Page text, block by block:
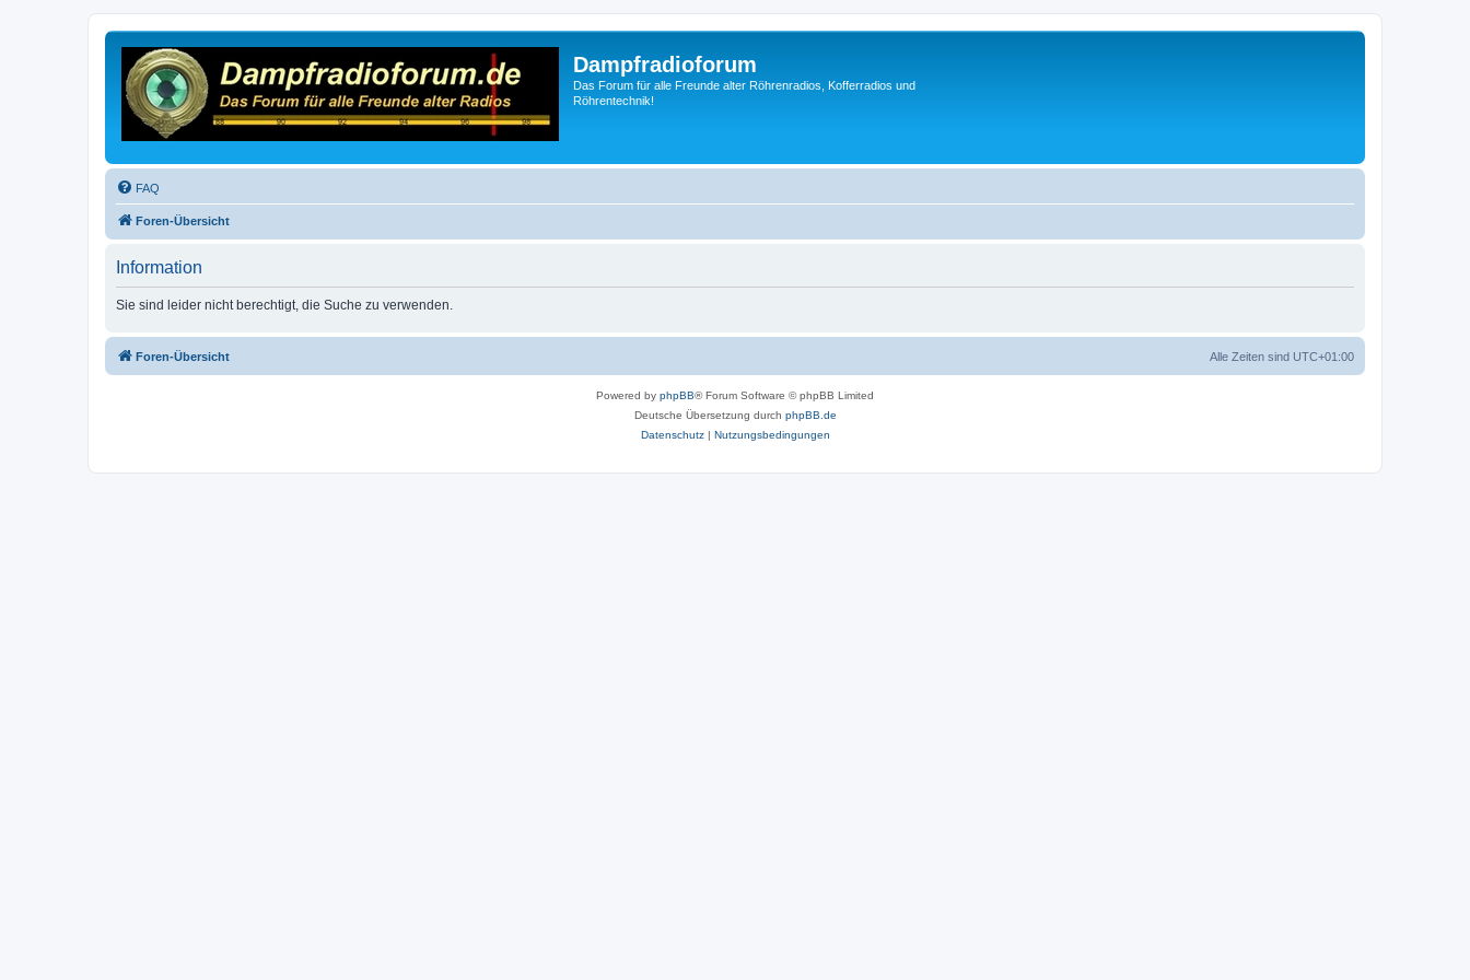
Dampfradioforum
Das Forum für alle Freunde alter Röhrenradios, Kofferradios und
Röhrentechnik!
FAQ
Foren-Übersicht
Information
Sie sind leider nicht berechtigt, die Suche zu verwenden.
Foren-Übersicht Alle Zeiten sind UTC+01:00
Powered by phpBB® Forum Software © phpBB Limited
Deutsche Übersetzung durch phpBB.de
Datenschutz| Nutzungsbedingungen